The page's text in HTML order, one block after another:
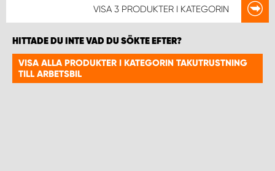
VISA 3 PRODUKTER I KATEGORIN
HITTADE DU INTE VAD DU SÖKTE EFTER?
VISA ALLA PRODUKTER I KATEGORIN TAKUTRUSTNING
TILL ARBETSBIL